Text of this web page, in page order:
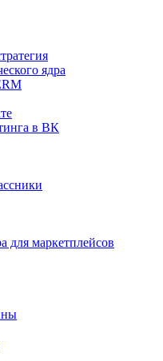
ядра
в ВК
для маркетплейсов